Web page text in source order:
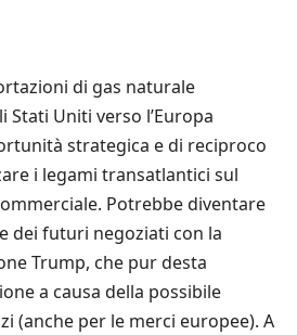
di gas naturale
Stati Uniti verso l’Europa
strategica e di reciproco
i legami transatlantici sul
Potrebbe diventare
dei futuri negoziati con la
Trump, che pur desta
a causa della possibile
(anche per le merci europee). A